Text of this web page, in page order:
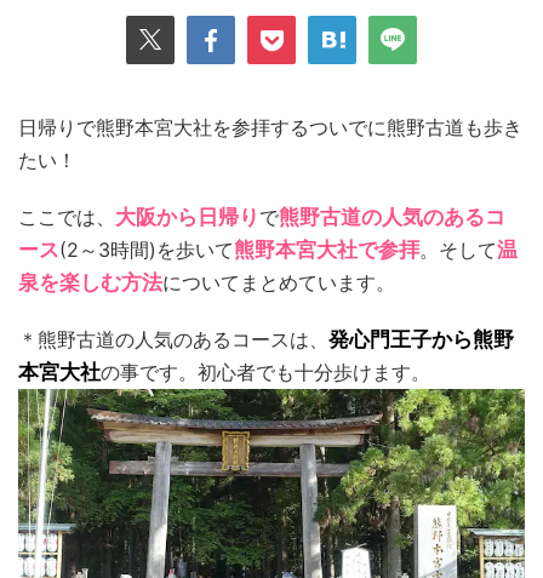
日帰りで熊野本宮大社を参拝するついでに熊野古道も歩き
たい！
ここでは、 大阪から日帰り で熊野古道の人気のあるコ
ース(2～3時間)を歩いて熊野本宮大社で参拝。そして温
泉を楽しむ方法についてまとめています。
＊熊野古道の人気のあるコースは、 発心門王子から熊野
本宮大社の事です。初心者でも十分歩けます。